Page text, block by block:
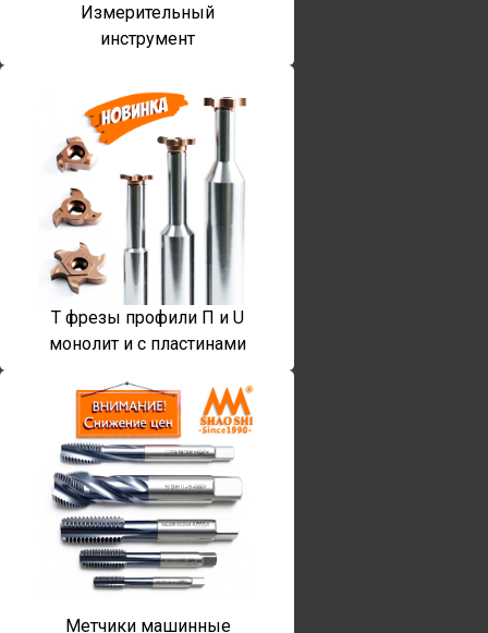
Измерительный
инструмент
T фрезы профили П и U
монолит и с пластинами
Метчики машинные